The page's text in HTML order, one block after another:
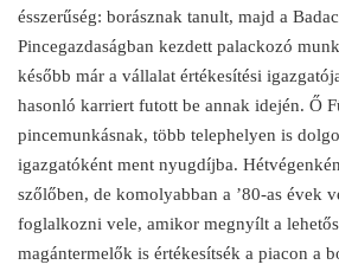
ésszerűség: borásznak tanult, majd a
Pincegazdaságban kezdett palackozó
később már a vállalat értékesítési
hasonló karriert futott be annak idején. Ő
pincemunkásnak, több telephelyen is
igazgatóként ment nyugdíjba.
szőlőben, de komolyabban a ’80-as évek
foglalkozni vele, amikor megnyílt a
magántermelők is értékesítsék a piacon a